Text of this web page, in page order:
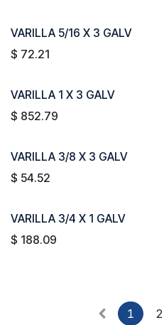
VARILLA 5/16 X 3 GALV
$ 72.21
VARILLA 1 X 3 GALV
$ 852.79
VARILLA 3/8 X 3 GALV
$ 54.52
VARILLA 3/4 X 1 GALV
$ 188.09
1 2